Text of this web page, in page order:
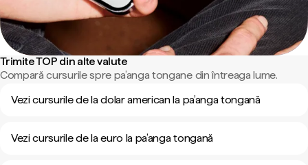
Trimite TOP din alte valute
Compară cursurile spre pa’anga tongane din întreaga lume.
Vezi cursurile de la dolar american la pa’anga tongană
Vezi cursurile de la euro la pa’anga tongană